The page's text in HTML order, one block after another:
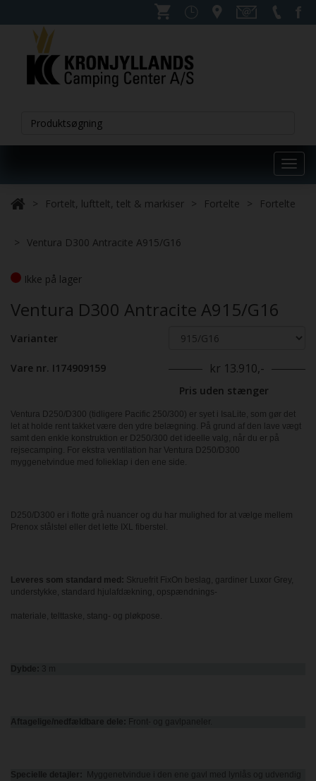
Fortelt, lufttelt, telt & markiser
Fortelte Fortelte
Ventura D300 Antracite A915/G16
Ikke på lager
Ventura D300 Antracite A915/G16
Varianter
Vare nr. I174909159 kr 13.910,-
Pris uden stænger
Ventura D250/D300 (tidligere Pacific 250/300) er syet i IsaLite, som gør det
let at holde rent takket være den ydre belægning. På grund af den lave vægt
samt den enkle konstruktion er D250/300 det ideelle valg, når du er på
rejsecamping. For ekstra ventilation har Ventura D250/D300
myggenetvindue med folieklap i den ene side.
D250/D300 er i flotte grå nuancer og du har mulighed for at vælge mellem
Prenox stålstel eller det lette IXL fiberstel.
Leveres som standard med: Skruefrit FixOn beslag, gardiner Luxor Grey,
understykke, standard hjulafdækning, opspændnings-
materiale, telttaske, stang- og pløkpose.
Dybde: 3 m
Aftagelige/nedfældbare dele: Front- og gavlpaneler.
Specielle detajler:
Myggenetvindue i den ene gavl med lynlås og udvendig